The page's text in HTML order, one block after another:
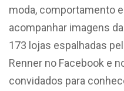
moda, comportamento
acompanhar imagens
173 lojas espalhadas
Renner no Facebook e
convidados para